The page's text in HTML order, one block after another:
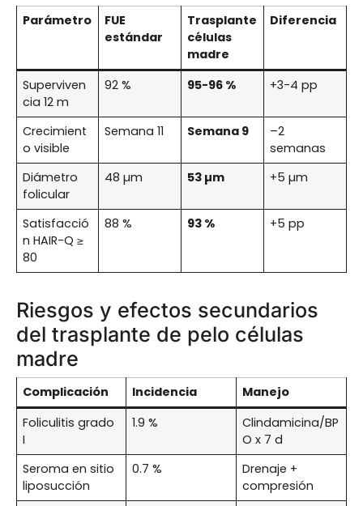
Parámetro
FUE
estándar
Trasplante
células
madre
Diferencia
Superviven
cia 12 m
92 % 95-96 % +3-4 pp
Crecimient
o visible
Semana 11 Semana 9
–2
semanas
Diámetro
folicular
48 µm 53 µm +5 µm
Satisfacció
n HAIR-Q ≥
80
88 % 93 % +5 pp
Riesgos y efectos secundarios
del trasplante de pelo células
madre
Complicación Incidencia
Manejo
Foliculitis grado
I
1.9 %
Clindamicina/BP
O x 7 d
Seroma en sitio
liposucción
0.7 %
Drenaje +
compresión